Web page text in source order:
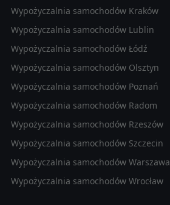
Wypożyczalnia samochodów Kraków
Wypożyczalnia samochodów Lublin
Wypożyczalnia samochodów Łódź
Wypożyczalnia samochodów Olsztyn
Wypożyczalnia samochodów Poznań
Wypożyczalnia samochodów Radom
Wypożyczalnia samochodów Rzeszów
Wypożyczalnia samochodów Szczecin
Wypożyczalnia samochodów Warszawa
Wypożyczalnia samochodów Wrocław